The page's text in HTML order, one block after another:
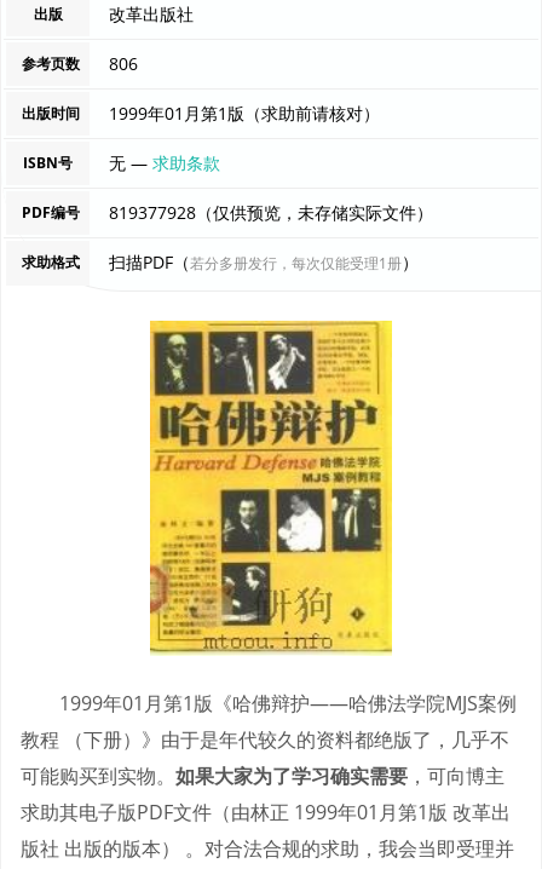
出版 改革出版社
参考页数 806
出版时间 1999年01月第1版（求助前请核对）
ISBN号 无 —求助条款
PDF编号 819377928（仅供预览，未存储实际文件）
求助格式 扫描PDF（若分多册发行，每次仅能受理1册）
1999年01月第1版《哈佛辩护——哈佛法学院MJS案例
教程 （下册）》由于是年代较久的资料都绝版了，几乎不
可能购买到实物。 如果大家为了学习确实需要 ，可向博主
求助其电子版PDF文件（由林正 1999年01月第1版 改革出
版社 出版的版本） 。对合法合规的求助，我会当即受理并